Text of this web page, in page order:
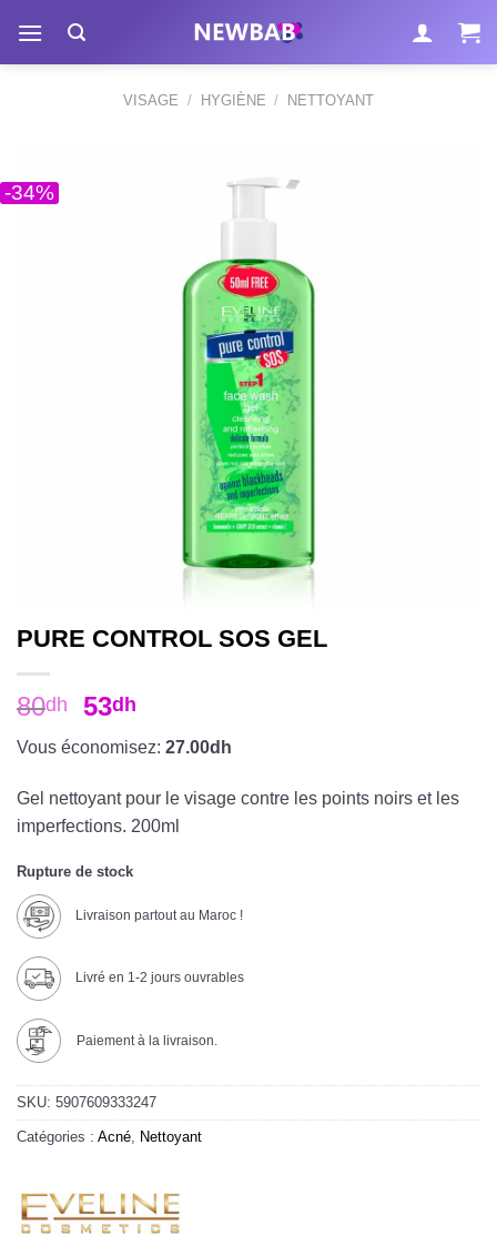
contenu
VISAGE / HYGIÈNE / NETTOYANT
-34%
PURE CONTROL SOS GEL
80dh 53dh
Vous économisez: 27.00dh
Gel nettoyant pour le visage contre les points noirs et les
imperfections. 200ml
Rupture de stock
Livraison partout au Maroc !
Livré en 1-2 jours ouvrables
Paiement à la livraison.
SKU: 5907609333247
Catégories : Acné, Nettoyant